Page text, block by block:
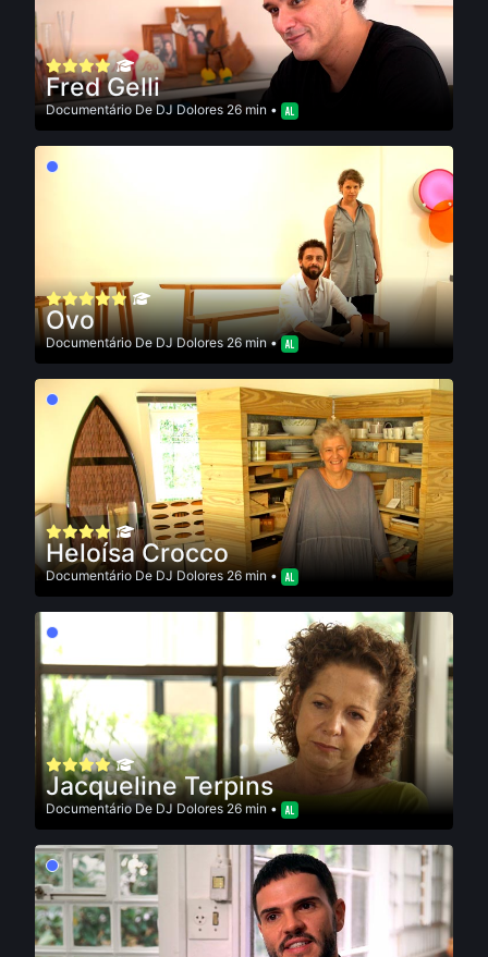
Fred Gelli
DocumentárioDeDJ Dolores 26 min •
Ovo
DocumentárioDeDJ Dolores26 min •
Heloísa Crocco
DocumentárioDeDJ Dolores26 min •
Jacqueline Terpins
DocumentárioDe DJ Dolores 26 min •